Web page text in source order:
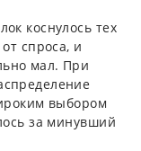
коснулось тех
спроса, и
мал. При
выбором
за минувший